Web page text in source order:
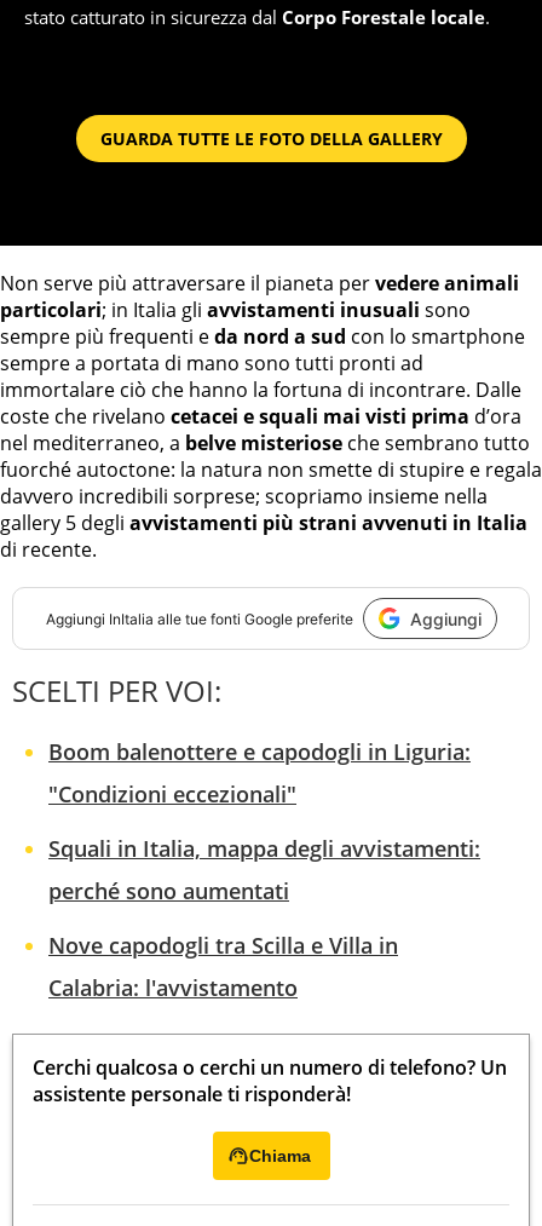
stato catturato in sicurezza dal Corpo Forestale locale.
GUARDA TUTTE LE FOTO DELLA GALLERY
Non serve più attraversare il pianeta pervedere animali
particolari; in Italia gli avvistamenti inusuali sono
sempre più frequenti eda nord a sud con lo smartphone
sempre a portata di mano sono tutti pronti ad
immortalare ciò che hanno la fortuna di incontrare. Dalle
coste che rivelano cetacei e squali mai visti prima d’ora
nel mediterraneo, a belve misteriose che sembrano tutto
fuorché autoctone: la natura non smette di stupire e regala
davvero incredibili sorprese; scopriamo insieme nella
gallery 5 degli avvistamenti più strani avvenuti in Italia
di recente.
Aggiungi InItalia alle tue fonti Google preferite Aggiungi
SCELTI PER VOI:
Boom balenottere e capodogli in Liguria:
"Condizioni eccezionali"
Squali in Italia, mappa degli avvistamenti:
perché sono aumentati
Nove capodogli tra Scilla e Villa in
Calabria: l'avvistamento
Cerchi qualcosa o cerchi un numero di telefono? Un
assistente personale ti risponderà!
Chiama